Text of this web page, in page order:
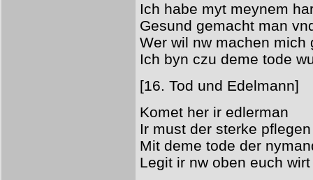
Ich habe myt meynem
Gesund gemacht man
Wer wil nw machen mich
Ich byn czu deme tode
[16. Tod und Edelmann]
Komet her ir edlerman
Ir must der sterke
Mit deme tode der
Legit ir nw oben euch